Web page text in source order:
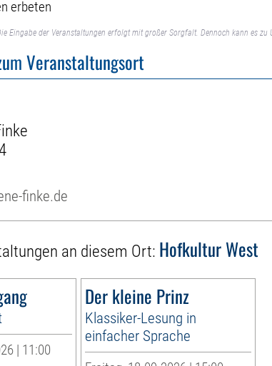
erbeten
Eingabe der Veranstaltungen erfolgt mit großer Sorgfalt. Dennoch kann es
Veranstaltungsort
finke.de
an diesem Ort: Hofkultur West
| 11:00
Der kleine Prinz
Klassiker-Lesung in
einfacher Sprache